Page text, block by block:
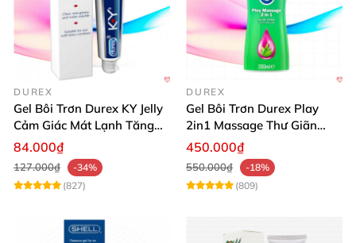
DUREX
Gel Bôi Trơn Durex KY Jelly
Cảm Giác Mát Lạnh Tăng
Hưng Phấn
84.000₫
127.000₫
-34%
(827)
DUREX
Gel Bôi Trơn Durex Play
2in1 Massage Thư Giãn
Hấp Dẫn 200ml
450.000₫
550.000₫
-18%
(809)